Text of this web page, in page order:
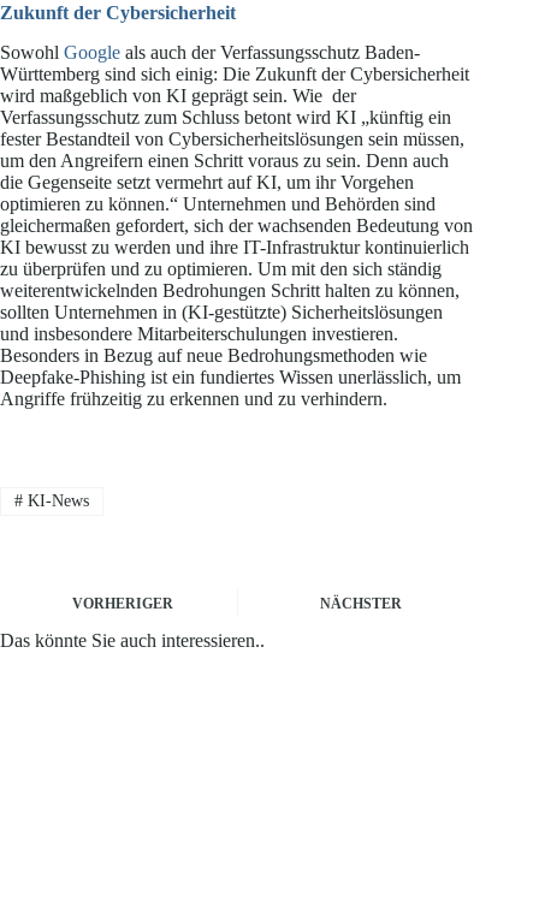
Zukunft der Cybersicherheit
Sowohl Google als auch der Verfassungsschutz Baden-
Württemberg sind sich einig: Die Zukunft der Cybersicherheit
wird maßgeblich von KI geprägt sein. Wie der
Verfassungsschutz zum Schluss betont wird KI „künftig ein
fester Bestandteil von Cybersicherheitslösungen sein müssen,
um den Angreifern einen Schritt voraus zu sein. Denn auch
die Gegenseite setzt vermehrt auf KI, um ihr Vorgehen
optimieren zu können.“ Unternehmen und Behörden sind
gleichermaßen gefordert, sich der wachsenden Bedeutung von
KI bewusst zu werden und ihre IT-Infrastruktur kontinuierlich
zu überprüfen und zu optimieren. Um mit den sich ständig
weiterentwickelnden Bedrohungen Schritt halten zu können,
sollten Unternehmen in (KI-gestützte) Sicherheitslösungen
und insbesondere Mitarbeiterschulungen investieren.
Besonders in Bezug auf neue Bedrohungsmethoden wie
Deepfake-Phishing ist ein fundiertes Wissen unerlässlich, um
Angriffe frühzeitig zu erkennen und zu verhindern.
#KI-News
VORHERIGER NÄCHSTER
Das könnte Sie auch interessieren..